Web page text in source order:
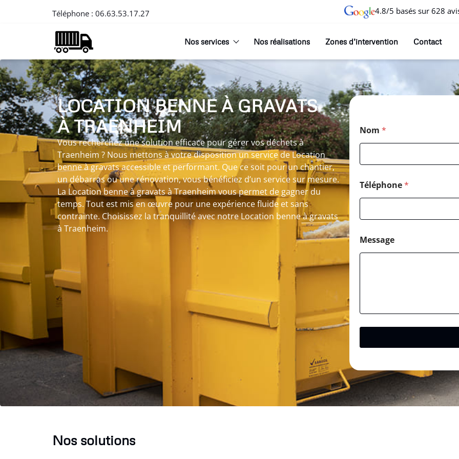
Téléphone : 06.63.53.17.27 4.8/5 basés sur 628
Nos services Nos réalisations Zones d’intervention Contact
LOCATION BENNE À GRAVATS
À TRAENHEIM
Vous recherchez une solution efficace pour gérer vos déchets à
Traenheim ? Nous mettons à votre disposition un service de Location
benne à gravats accessible et performant. Que ce soit pour un chantier,
un débarras ou une rénovation, vous bénéficiez d’un service sur mesure.
La Location benne à gravats à Traenheim vous permet de gagner du
temps. Tout est mis en œuvre pour une expérience fluide et sans
contrainte. Choisissez la tranquillité avec notre Location benne à gravats
à Traenheim.
Nom *
Téléphone*
Message
Nos solutions